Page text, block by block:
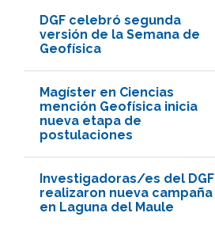
DGF celebró segunda
versión de la Semana de
Geofísica
Magíster en Ciencias
mención Geofísica inicia
nueva etapa de
postulaciones
Investigadoras/es del DGF
realizaron nueva campaña
en Laguna del Maule